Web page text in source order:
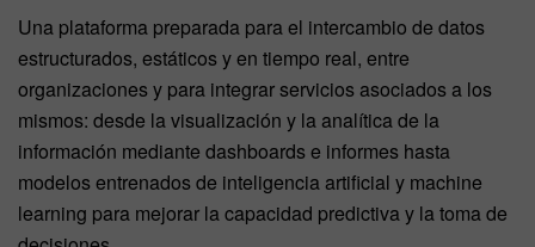
Una plataforma preparada para el intercambio de datos
estructurados, estáticos y en tiempo real, entre
organizaciones y para integrar servicios asociados a los
mismos: desde la visualización y la analítica de la
información mediante dashboards e informes hasta
modelos entrenados de inteligencia artificial y machine
learning para mejorar la capacidad predictiva y la toma de